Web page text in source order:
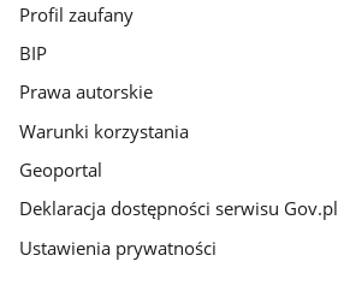
Profil zaufany
BIP
Prawa autorskie
Warunki korzystania
Geoportal
Deklaracja dostępności serwisu Gov.pl
Ustawienia prywatności